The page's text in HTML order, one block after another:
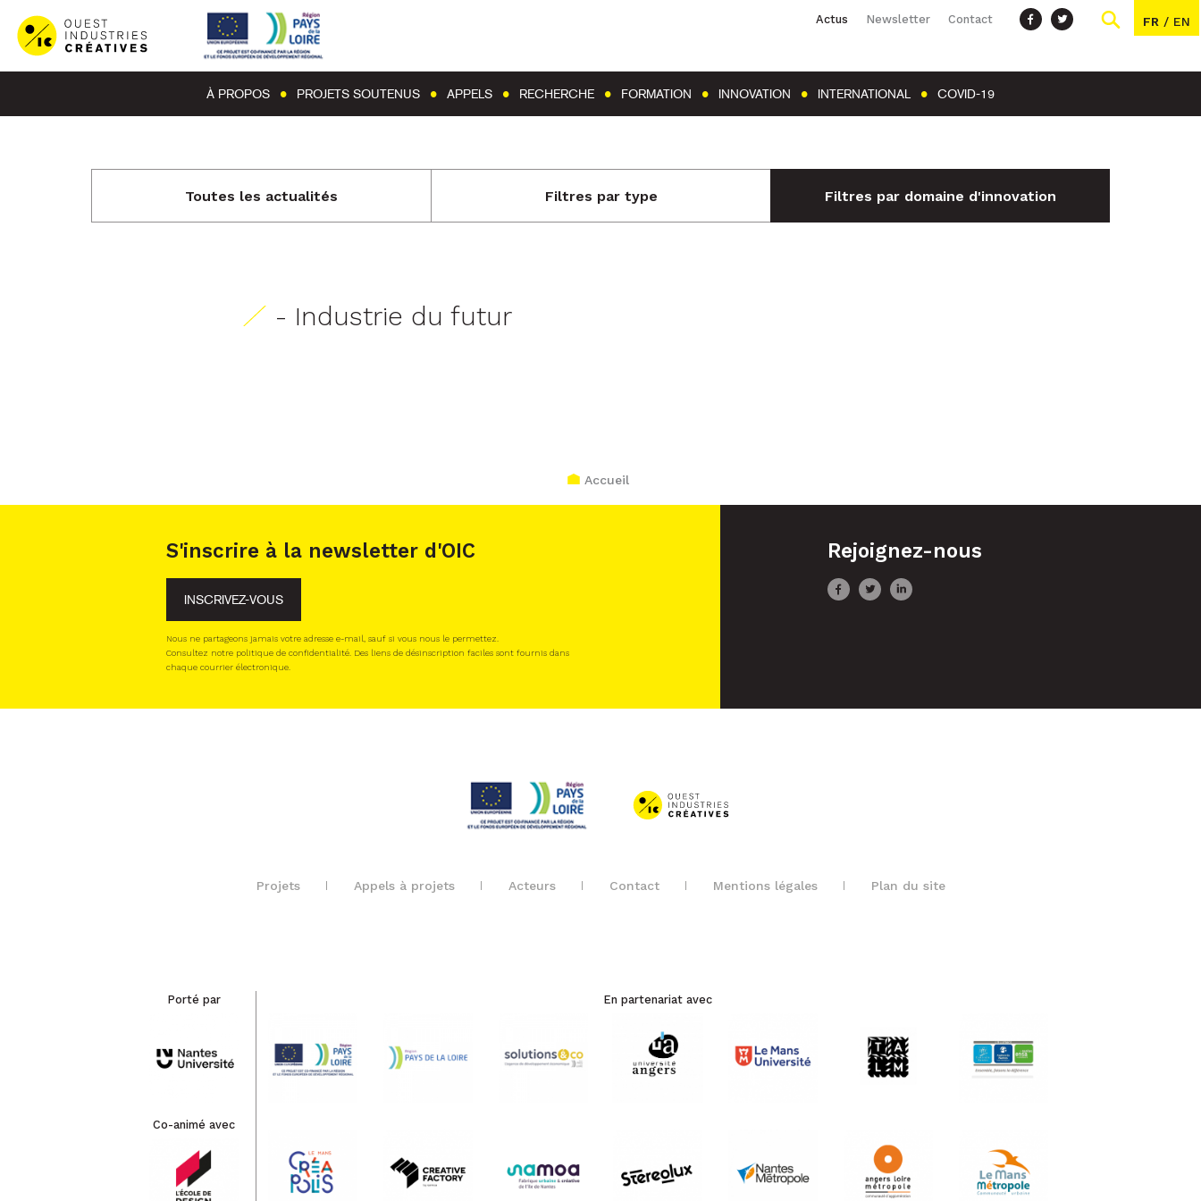
Actus Newsletter Contact FR / EN
À PROPOS PROJETS SOUTENUS APPELS RECHERCHE FORMATION INNOVATION INTERNATIONAL COVID-19
Toutes les actualités Filtres par type Filtres par domaine d'innovation
- Industrie du futur
Accueil
S'inscrire à la newsletter d'OIC
INSCRIVEZ-VOUS
Nous ne partageons jamais votre adresse e-mail, sauf si vous nous le permettez.
Consultez notre politique de confidentialité. Des liens de désinscription faciles sont fournis dans
chaque courrier électronique.
Rejoignez-nous
Projets Appels à projets Acteurs Contact Mentions légales Plan du site
Porté par
Co-animé avec
En partenariat avec